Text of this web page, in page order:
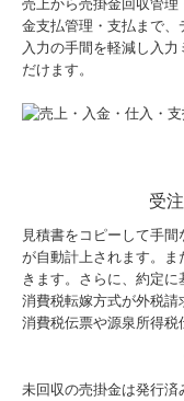
売上から売掛金回収管
金支払管理・支払まで、
入力の手間を軽減し入
だけます。
受
見積書をコピーして手
が自動計上されます。
きます。さらに、約定に
消費税転嫁方式が外税
消費税伝票や源泉所得税
未回収の売掛金は発行済